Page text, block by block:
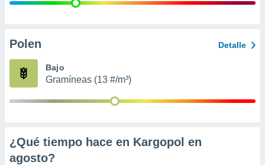
publicidad
de
Polen Detalle
Bajo
Gramíneas (13 #/m³)
¿Qué tiempo hace en Kargopol en
agosto?